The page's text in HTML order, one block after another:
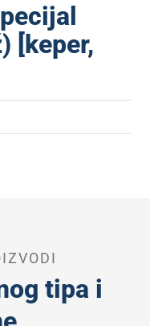
[keper,
tipa i